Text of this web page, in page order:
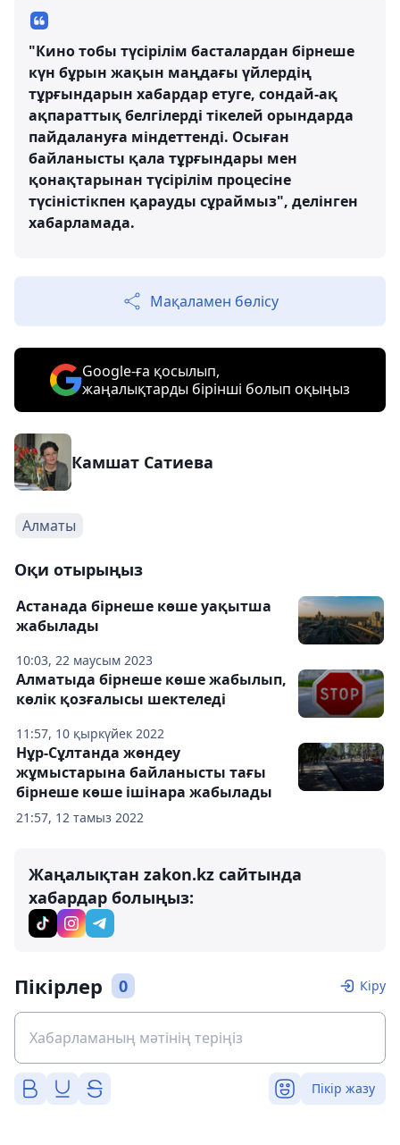
"Кино тобы түсірілім басталардан бірнеше
күн бұрын жақын маңдағы үйлердің
тұрғындарын хабардар етуге, сондай-ақ
ақпараттық белгілерді тікелей орындарда
пайдалануға міндеттенді. Осыған
байланысты қала тұрғындары мен
қонақтарынан түсірілім процесіне
түсіністікпен қарауды сұраймыз", делінген
хабарламада.
Мақаламен бөлісу
Google-ға қосылып,
жаңалықтарды бірінші болып оқыңыз
Камшат Сатиева
Алматы
Оқи отырыңыз
10:03, 22 маусым 2023
Астанада бірнеше көше уақытша
жабылады
11:57, 10 қыркүйек 2022
Алматыда бірнеше көше жабылып,
көлік қозғалысы шектеледі
21:57, 12 тамыз 2022
Нұр-Сұлтанда жөндеу
жұмыстарына байланысты тағы
бірнеше көше ішінара жабылады
Жаңалықтан zakon.kz сайтында
хабардар болыңыз:
Пікірлер 0 Кіру
Пікір жазу